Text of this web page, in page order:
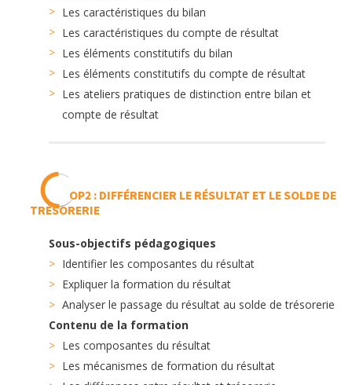
Les caractéristiques du bilan
Les caractéristiques du compte de résultat
Les éléments constitutifs du bilan
Les éléments constitutifs du compte de résultat
Les ateliers pratiques de distinction entre bilan et
compte de résultat
OP2 : DIFFÉRENCIER LE RÉSULTAT ET LE SOLDE DE
TRÉSORERIE
Sous-objectifs pédagogiques
Identifier les composantes du résultat
Expliquer la formation du résultat
Analyser le passage du résultat au solde de trésorerie
Contenu de la formation
Les composantes du résultat
Les mécanismes de formation du résultat